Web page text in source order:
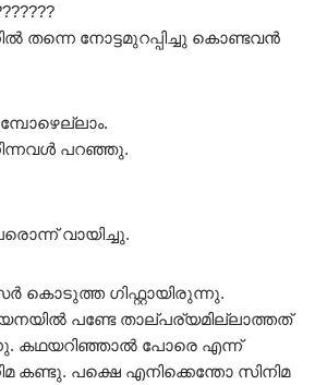
തന്നെ നോട്ടമുറപ്പിച്ചു കൊണ്ടവൻ
പറഞ്ഞു.
വായിച്ചു.
കൊടുത്ത ഗിഫ്റ്റായിരുന്നു.
പണ്ടേ താല്പര്യമില്ലാത്തത്
കഥയറിഞ്ഞാൽ പോരെ എന്ന്
കണ്ടു. പക്ഷെ എനിക്കെന്തോ സിനിമ